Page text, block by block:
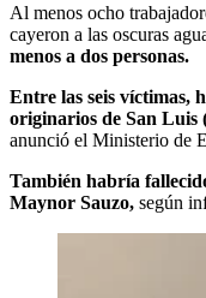
Al menos ocho
cayeron a las oscuras
menos a dos personas.
Entre las seis víctimas,
originarios de San Luis
anunció el Ministerio de
También habría
Maynor Sauzo, según